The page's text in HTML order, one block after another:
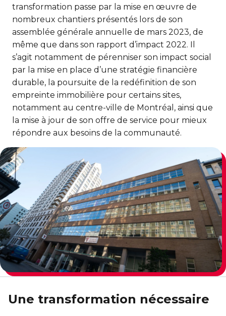
pour enfants
Inscriptions prioritaires : 17 août |
Inscriptions générales : 19 août
DEVENIR MEMBRE
Abonnement
ACTIVITÉS PHYSIQUES
Gym
Cours de groupe
Entraînement privé
Activités et sports au gymnase
Sports pour enfants
Tennis Victoria (Québec)
Découvrir Kanawana
Installations
Notre équipe
Guide des parents
Expérience internationale
L'histoire de Kanawana
Ancien.ne.s de Kanawana
LES PROGRAMMES
Trouver un camp de vacances
FORFAITS FAMILLE, ÉCOLE ET ENTREPRISE
Hébergement et location d'équipements
Inscriptions prioritaires : 17 août |
Inscriptions générales : 19 août
INTERVENTION ET PRÉVENTION
Prévention des dépendances
PERSÉVÉRANCE SCOLAIRE
Passeport pour ma réussite
Soutien aux familles
Prévention du décrochage scolaire
Transition primaire-secondaire
ENGAGEMENT ET LEADERSHIP
Leadership environnemental C-Vert
CERTIFICATIONS PHYSIQUES
Entraînement privé
Entraînement de groupe
Entraînement pour aîné.e.s
Aquaforme
Formation continue
QUALIFICATIONS AQUATIQUES ET SECOURISME
Sauvetage
Secourisme et RCR
RÉINTÉGRATION COMMUNAUTAIRE
Réinsertion sociale
Travaux compensatoires
Aide à l'emploi
Travail alternatif journalier
Voir tout
TRAVAIL DE RUE ET DE MILIEU
Dans la rue
À YUL Montréal-Trudeau
En sortant de détention
Voir tout
HÉBERGEMENT TEMPORAIRE
transformation passe par la mise en œuvre de
nombreux chantiers présentés lors de son
assemblée générale annuelle de mars 2023, de
même que dans son rapport d’impact 2022. Il
s’agit notamment de pérenniser son impact social
par la mise en place d’une stratégie financière
durable, la poursuite de la redéfinition de son
empreinte immobilière pour certains sites,
notamment au centre-ville de Montréal, ainsi que
la mise à jour de son offre de service pour mieux
répondre aux besoins de la communauté.
Une transformation nécessaire